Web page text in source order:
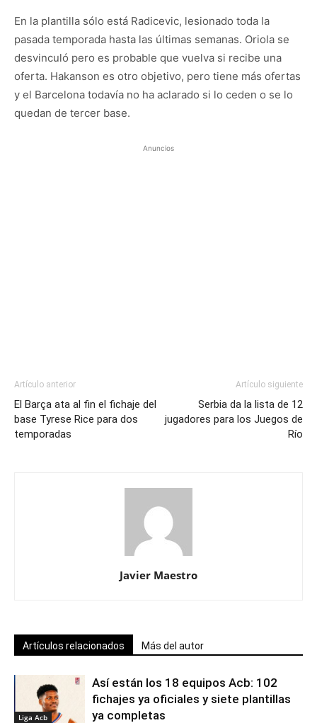
En la plantilla sólo está Radicevic, lesionado toda la
pasada temporada hasta las últimas semanas. Oriola se
desvinculó pero es probable que vuelva si recibe una
oferta. Hakanson es otro objetivo, pero tiene más ofertas
y el Barcelona todavía no ha aclarado si lo ceden o se lo
quedan de tercer base.
Anuncios
Artículo anterior
El Barça ata al fin el fichaje del
base Tyrese Rice para dos
temporadas
Artículo siguiente
Serbia da la lista de 12
jugadores para los Juegos de
Río
Javier Maestro
Artículos relacionados Más del autor
Liga Acb
Así están los 18 equipos Acb: 102
fichajes ya oficiales y siete plantillas
ya completas